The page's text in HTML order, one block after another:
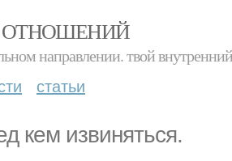
ОТНОШЕНИЙ
направлении. твой
статьи
кем извиняться.